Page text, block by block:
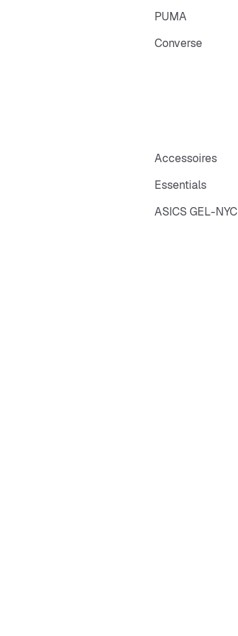
PUMA
Converse
Accessoires
Essentials
ASICS GEL-NYC